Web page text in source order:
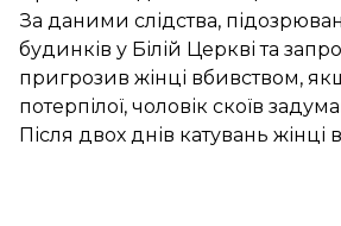
За даними слідства,
будинків у Білій Церкві та
пригрозив жінці вбивством,
потерпілої, чоловік скоїв
Після двох днів катувань